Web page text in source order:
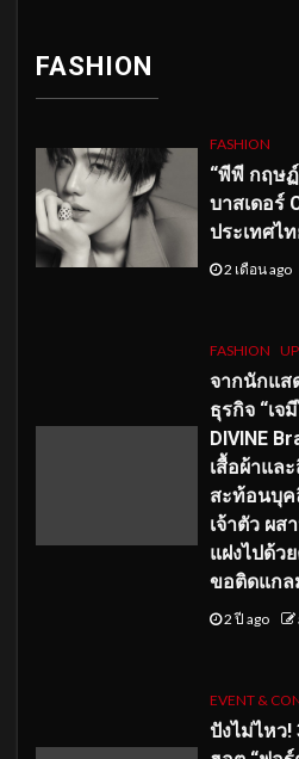
FASHION
FASHION
“พีพี กฤษ
บาสเดอร์
ประเทศไ
2 เดือน ago
FASHION
จากนักแส
ธุรกิจ “เจ
DIVINE
เสื้อผ้าแล
สะท้อนบุ
เจ้าตัว ผส
แฝงไปด้ว
ขอติดแกล
2 ปี ago
EVENT &
ปังไม่ไหว!